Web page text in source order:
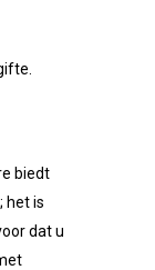
biedt
het is
dat u